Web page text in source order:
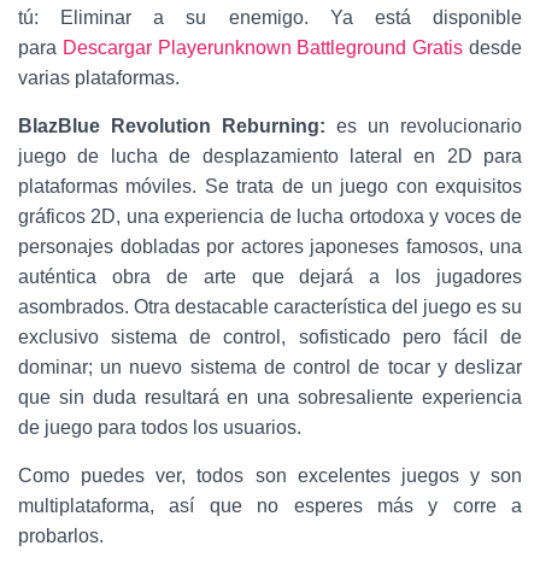
tú: Eliminar a su enemigo. Ya está disponible
para Descargar Playerunknown Battleground Gratis desde
varias plataformas.
BlazBlue Revolution Reburning: es un revolucionario
juego de lucha de desplazamiento lateral en 2D para
plataformas móviles. Se trata de un juego con exquisitos
gráficos 2D, una experiencia de lucha ortodoxa y voces de
personajes dobladas por actores japoneses famosos, una
auténtica obra de arte que dejará a los jugadores
asombrados. Otra destacable característica del juego es su
exclusivo sistema de control, sofisticado pero fácil de
dominar; un nuevo sistema de control de tocar y deslizar
que sin duda resultará en una sobresaliente experiencia
de juego para todos los usuarios.
Como puedes ver, todos son excelentes juegos y son
multiplataforma, así que no esperes más y corre a
probarlos.